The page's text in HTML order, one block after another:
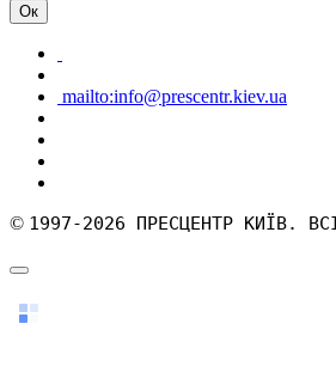
Ок
mailto:info@prescentr.kiev.ua
© 1997-2026 ПРЕСЦЕНТР КИЇВ.